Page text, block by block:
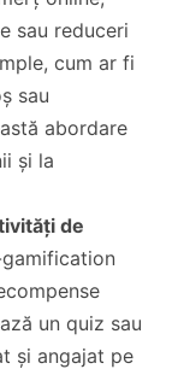
sau reduceri
cum ar fi
sau
abordare
și la
de
un quiz sau
și angajat pe